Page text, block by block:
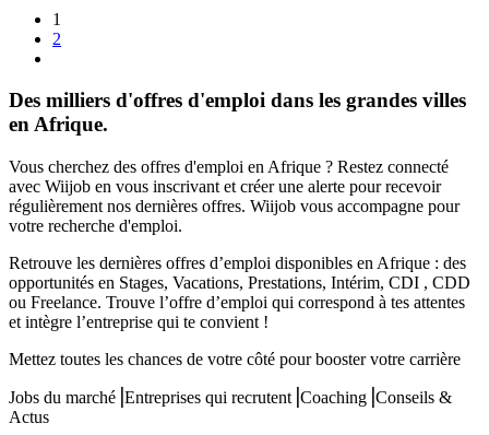
1
2
Des milliers d'offres d'emploi dans les grandes villes
en Afrique.
Vous cherchez des offres d'emploi en Afrique ? Restez connecté
avec Wiijob en vous inscrivant et créer une alerte pour recevoir
régulièrement nos dernières offres. Wiijob vous accompagne pour
votre recherche d'emploi.
Retrouve les dernières offres d’emploi disponibles en Afrique : des
opportunités en Stages, Vacations, Prestations, Intérim, CDI , CDD
ou Freelance. Trouve l’offre d’emploi qui correspond à tes attentes
et intègre l’entreprise qui te convient !
Mettez toutes les chances de votre côté pour booster votre carrière
Jobs du marché⎟Entreprises qui recrutent⎟Coaching⎟Conseils &
Actus